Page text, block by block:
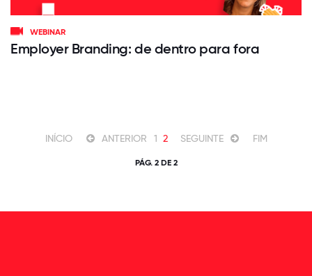
WEBINAR
Employer Branding: de dentro para fora
INÍCIO ANTERIOR 1 2 SEGUINTE FIM
PÁG. 2 DE 2